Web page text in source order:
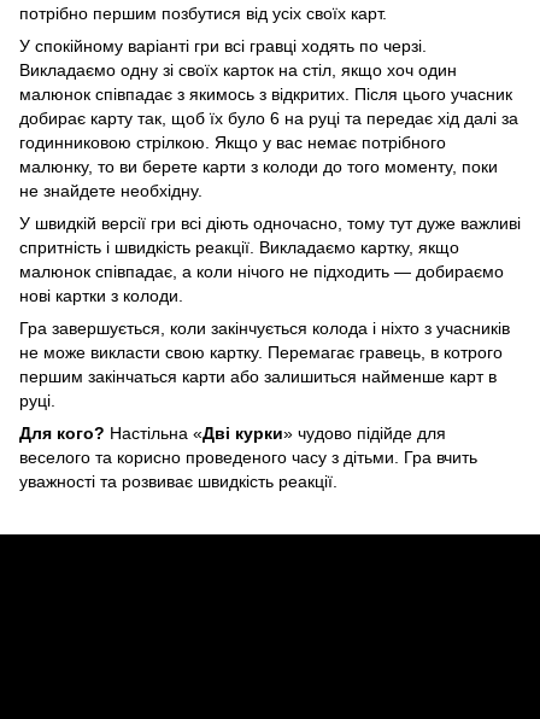
потрібно першим позбутися від усіх своїх карт.
У спокійному варіанті гри всі гравці ходять по черзі.
Викладаємо одну зі своїх карток на стіл, якщо хоч один
малюнок співпадає з якимось з відкритих. Після цього учасник
добирає карту так, щоб їх було 6 на руці та передає хід далі за
годинниковою стрілкою. Якщо у вас немає потрібного
малюнку, то ви берете карти з колоди до того моменту, поки
не знайдете необхідну.
У швидкій версії гри всі діють одночасно, тому тут дуже важливі
спритність і швидкість реакції. Викладаємо картку, якщо
малюнок співпадає, а коли нічого не підходить — добираємо
нові картки з колоди.
Гра завершується, коли закінчується колода і ніхто з учасників
не може викласти свою картку. Перемагає гравець, в котрого
першим закінчаться карти або залишиться найменше карт в
руці.
Для кого? Настільна «Дві курки» чудово підійде для
веселого та корисно проведеного часу з дітьми. Гра вчить
уважності та розвиває швидкість реакції.